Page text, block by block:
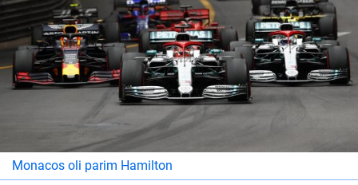
Monacos oli parim Hamilton